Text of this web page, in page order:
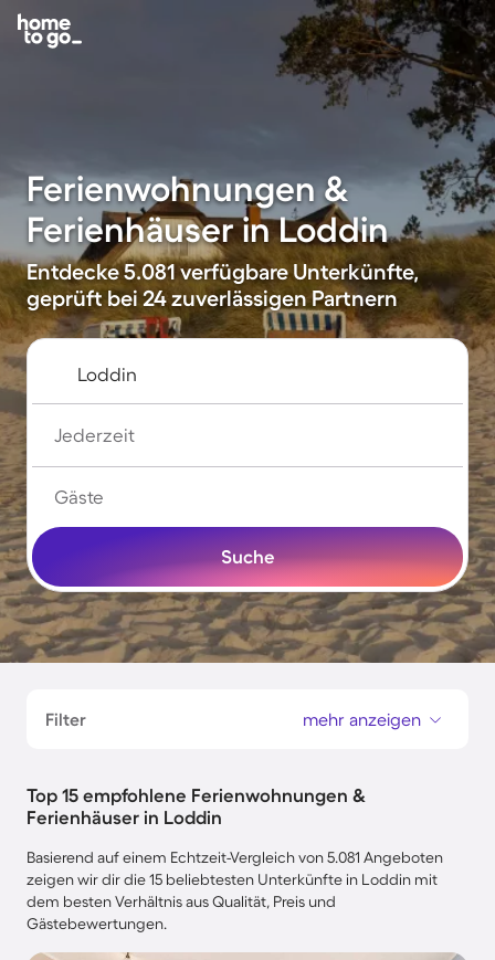
Ferienwohnungen &
Ferienhäuser in Loddin
Entdecke 5.081 verfügbare Unterkünfte,
geprüft bei 24 zuverlässigen Partnern
Jederzeit
Gäste
Suche
Filter mehr anzeigen
Top 15 empfohlene Ferienwohnungen &
Ferienhäuser in Loddin
Basierend auf einem Echtzeit-Vergleich von 5.081 Angeboten
zeigen wir dir die 15 beliebtesten Unterkünfte in Loddin mit
dem besten Verhältnis aus Qualität, Preis und
Gästebewertungen.